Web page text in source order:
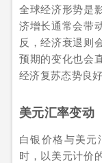
全球经济形势是
济增长通常会带
反，经济衰退则
预期的变化也会
经济复苏态势良
美元汇率变动
白银价格与美元
时，以美元计价